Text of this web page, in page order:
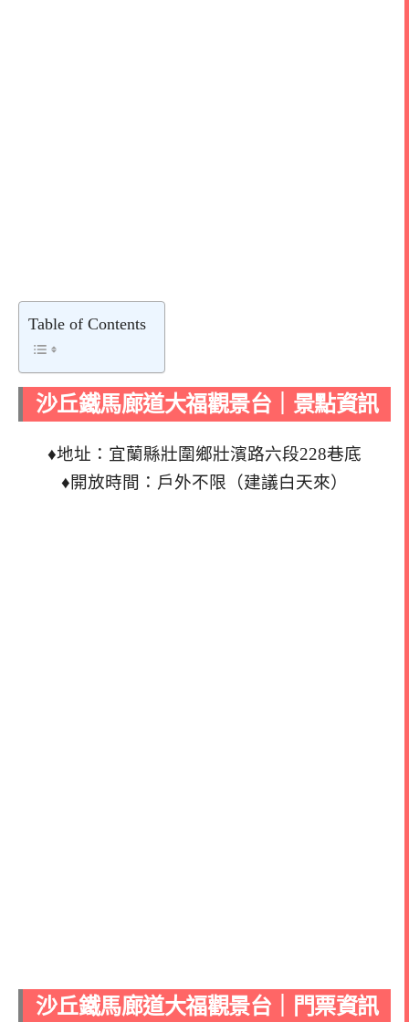
Table of Contents
沙丘鐵馬廊道大福觀景台｜景點資訊
♦地址：宜蘭縣壯圍鄉壯濱路六段228巷底
♦開放時間：戶外不限（建議白天來）
沙丘鐵馬廊道大福觀景台｜門票資訊